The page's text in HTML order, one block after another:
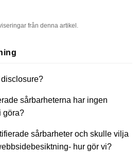
från denna artikel.
sårbarheterna har ingen
göra?
sårbarheter och skulle vilja
hur gör vi?